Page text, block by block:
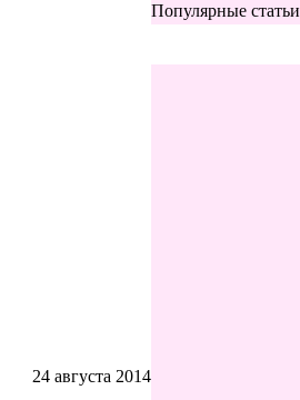
24 августа 2014
Популярные статьи